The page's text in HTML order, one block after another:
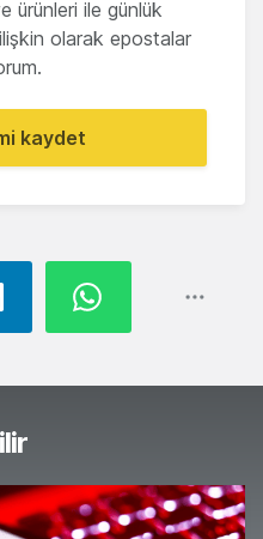
ürünleri ile günlük
olarak epostalar
kaydet